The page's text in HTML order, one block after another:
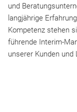
und
langjährige
Kompetenz stehen
führende Interim-
unserer Kunden